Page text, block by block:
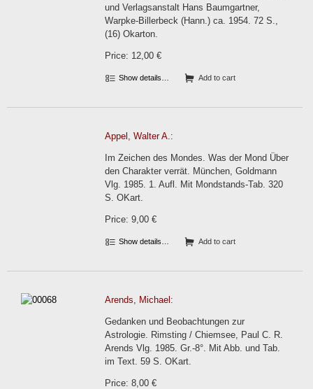
und Verlagsanstalt Hans Baumgartner,
Warpke-Billerbeck (Hann.) ca. 1954. 72 S.,
(16) Okarton.
Price: 12,00 €
Show details… Add to cart
Appel, Walter A.:
Im Zeichen des Mondes. Was der Mond Über
den Charakter verrät. München, Goldmann
Vlg. 1985. 1. Aufl. Mit Mondstands-Tab. 320
S. OKart.
Price: 9,00 €
Show details… Add to cart
Arends, Michael:
Gedanken und Beobachtungen zur
Astrologie. Rimsting / Chiemsee, Paul C. R.
Arends Vlg. 1985. Gr.-8°. Mit Abb. und Tab.
im Text. 59 S. OKart.
Price: 8,00 €